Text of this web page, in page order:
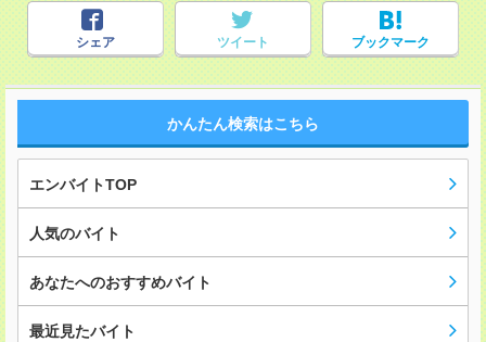
シェア ツイート ブックマーク
かんたん検索はこちら
エンバイトTOP
人気のバイト
あなたへのおすすめバイト
最近見たバイト